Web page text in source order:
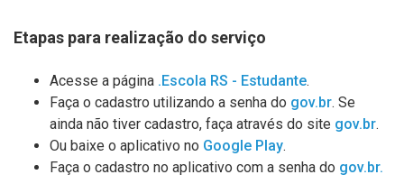
Etapas para realização do serviço
Acesse a página .Escola RS - Estudante.
Faça o cadastro utilizando a senha do gov.br. Se
ainda não tiver cadastro, faça através do site gov.br.
Ou baixe o aplicativo no Google Play.
Faça o cadastro no aplicativo com a senha do gov.br.